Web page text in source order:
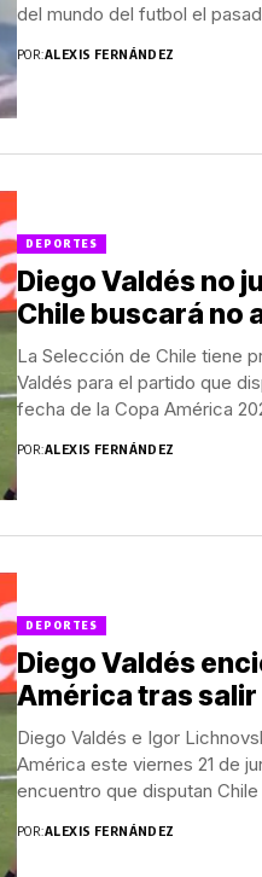
del mundo del futbol el
POR:ALEXIS FERNÁNDEZ
DEPORTES
Diego Valdés no
Chile buscará no
La Selección de Chile tiene
Valdés para el partido que
fecha de la Copa América
POR:ALEXIS FERNÁNDEZ
DEPORTES
Diego Valdés
América tras
Diego Valdés e Igor
América este viernes 21 de
encuentro que disputan
POR:ALEXIS FERNÁNDEZ